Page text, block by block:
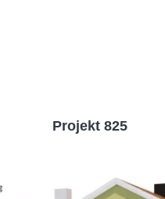
Projekt 825